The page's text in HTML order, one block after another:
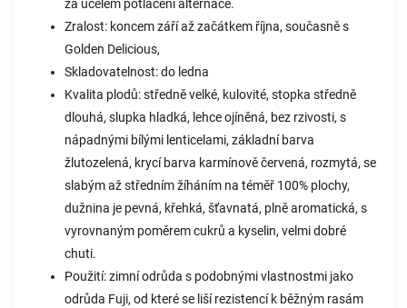
za účelem potlačení alternace.
Zralost: koncem září až začátkem října, současně s
Golden Delicious,
Skladovatelnost: do ledna
Kvalita plodů: středně velké, kulovité, stopka středně
dlouhá, slupka hladká, lehce ojíněná, bez rzivosti, s
nápadnými bílými lenticelami, základní barva
žlutozelená, krycí barva karmínově červená, rozmytá, se
slabým až středním žíháním na téměř 100% plochy,
dužnina je pevná, křehká, šťavnatá, plně aromatická, s
vyrovnaným poměrem cukrů a kyselin, velmi dobré
chuti.
Použití: zimní odrůda s podobnými vlastnostmi jako
odrůda Fuji, od které se liší rezistencí k běžným rasám